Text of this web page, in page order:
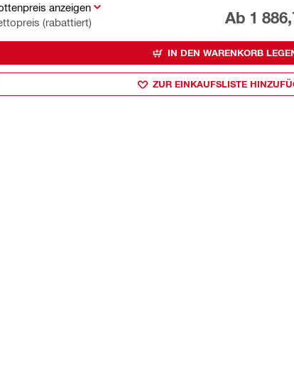
anzeigen
(rabattiert)
Ab 1
IN DEN WARENKORB
ZUR EINKAUFSLISTE